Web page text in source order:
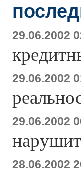
29.06.2002
29.06.2002
29.06.2002
28.06.2002